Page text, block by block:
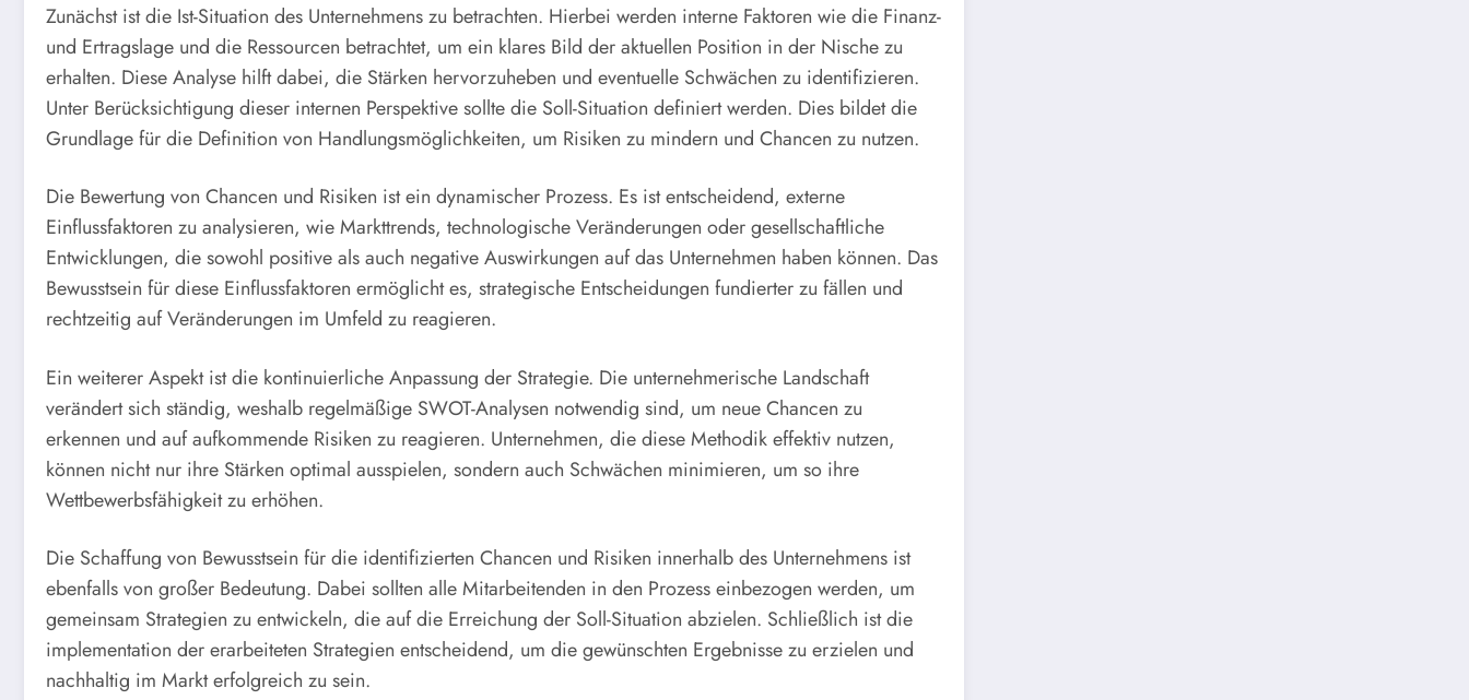
Zunächst ist die Ist-Situation des Unternehmens zu betrachten. Hierbei werden interne Faktoren wie die Finanz-
und Ertragslage und die Ressourcen betrachtet, um ein klares Bild der aktuellen Position in der Nische zu
erhalten. Diese Analyse hilft dabei, die Stärken hervorzuheben und eventuelle Schwächen zu identifizieren.
Unter Berücksichtigung dieser internen Perspektive sollte die Soll-Situation definiert werden. Dies bildet die
Grundlage für die Definition von Handlungsmöglichkeiten, um Risiken zu mindern und Chancen zu nutzen.
Die Bewertung von Chancen und Risiken ist ein dynamischer Prozess. Es ist entscheidend, externe
Einflussfaktoren zu analysieren, wie Markttrends, technologische Veränderungen oder gesellschaftliche
Entwicklungen, die sowohl positive als auch negative Auswirkungen auf das Unternehmen haben können. Das
Bewusstsein für diese Einflussfaktoren ermöglicht es, strategische Entscheidungen fundierter zu fällen und
rechtzeitig auf Veränderungen im Umfeld zu reagieren.
Ein weiterer Aspekt ist die kontinuierliche Anpassung der Strategie. Die unternehmerische Landschaft
verändert sich ständig, weshalb regelmäßige SWOT-Analysen notwendig sind, um neue Chancen zu
erkennen und auf aufkommende Risiken zu reagieren. Unternehmen, die diese Methodik effektiv nutzen,
können nicht nur ihre Stärken optimal ausspielen, sondern auch Schwächen minimieren, um so ihre
Wettbewerbsfähigkeit zu erhöhen.
Die Schaffung von Bewusstsein für die identifizierten Chancen und Risiken innerhalb des Unternehmens ist
ebenfalls von großer Bedeutung. Dabei sollten alle Mitarbeitenden in den Prozess einbezogen werden, um
gemeinsam Strategien zu entwickeln, die auf die Erreichung der Soll-Situation abzielen. Schließlich ist die
implementation der erarbeiteten Strategien entscheidend, um die gewünschten Ergebnisse zu erzielen und
nachhaltig im Markt erfolgreich zu sein.